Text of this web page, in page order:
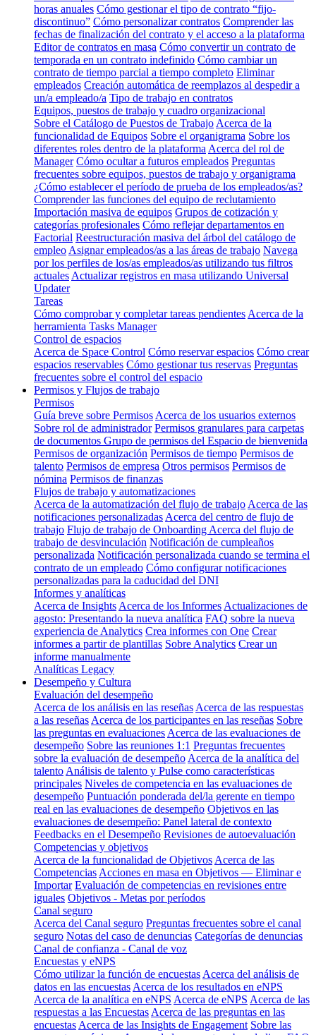
horas anuales Cómo gestionar el tipo de contrato “fijo-
discontinuo” Cómo personalizar contratos Comprender las
fechas de finalización del contrato y el acceso a la plataforma
Editor de contratos en masa Cómo convertir un contrato de
temporada en un contrato indefinido Cómo cambiar un
contrato de tiempo parcial a tiempo completo Eliminar
empleados Creación automática de reemplazos al despedir a
un/a empleado/a Tipo de trabajo en contratos
Equipos, puestos de trabajo y cuadro organizacional
Sobre el Catálogo de Puestos de Trabajo Acerca de la
funcionalidad de Equipos Sobre el organigrama Sobre los
diferentes roles dentro de la plataforma Acerca del rol de
Manager Cómo ocultar a futuros empleados Preguntas
frecuentes sobre equipos, puestos de trabajo y organigrama
¿Cómo establecer el período de prueba de los empleados/as?
Comprender las funciones del equipo de reclutamiento
Importación masiva de equipos Grupos de cotización y
categorías profesionales Cómo reflejar departamentos en
Factorial Reestructuración masiva del árbol del catálogo de
empleo Asignar empleados/as a las áreas de trabajo Navega
por los perfiles de los/as empleados/as utilizando tus filtros
actuales Actualizar registros en masa utilizando Universal
Updater
Tareas
Cómo comprobar y completar tareas pendientes Acerca de la
herramienta Tasks Manager
Control de espacios
Acerca de Space Control Cómo reservar espacios Cómo crear
espacios reservables Cómo gestionar tus reservas Preguntas
frecuentes sobre el control del espacio
Permisos y Flujos de trabajo
Permisos
Guía breve sobre Permisos Acerca de los usuarios externos
Sobre rol de administrador Permisos granulares para carpetas
de documentos Grupo de permisos del Espacio de bienvenida
Permisos de organización Permisos de tiempo Permisos de
talento Permisos de empresa Otros permisos Permisos de
nómina Permisos de finanzas
Flujos de trabajo y automatizaciones
Acerca de la automatización del flujo de trabajo Acerca de las
notificaciones personalizadas Acerca del centro de flujo de
trabajo Flujo de trabajo de Onboarding Acerca del flujo de
trabajo de desvinculación Notificación de cumpleaños
personalizada Notificación personalizada cuando se termina el
contrato de un empleado Cómo configurar notificaciones
personalizadas para la caducidad del DNI
Informes y analíticas
Acerca de Insights Acerca de los Informes Actualizaciones de
agosto: Presentando la nueva analítica FAQ sobre la nueva
experiencia de Analytics Crea informes con One Crear
informes a partir de plantillas Sobre Analytics Crear un
informe manualmente
Analíticas Legacy
Desempeño y Cultura
Evaluación del desempeño
Acerca de los análisis en las reseñas Acerca de las respuestas
a las reseñas Acerca de los participantes en las reseñas Sobre
las preguntas en evaluaciones Acerca de las evaluaciones de
desempeño Sobre las reuniones 1:1 Preguntas frecuentes
sobre la evaluación de desempeño Acerca de la analítica del
talento Análisis de talento y Pulse como características
principales Niveles de competencia en las evaluaciones de
desempeño Puntuación ponderada del/la gerente en tiempo
real en las evaluaciones de desempeño Objetivos en las
evaluaciones de desempeño: Panel lateral de contexto
Feedbacks en el Desempeño Revisiones de autoevaluación
Competencias y objetivos
Acerca de la funcionalidad de Objetivos Acerca de las
Competencias Acciones en masa en Objetivos — Eliminar e
Importar Evaluación de competencias en revisiones entre
iguales Objetivos - Metas por períodos
Canal seguro
Acerca del Canal seguro Preguntas frecuentes sobre el canal
seguro Notas del caso de denuncias Categorías de denuncias
Canal de confianza - Canal de voz
Encuestas y eNPS
Cómo utilizar la función de encuestas Acerca del análisis de
datos en las encuestas Acerca de los resultados en eNPS
Acerca de la analítica en eNPS Acerca de eNPS Acerca de las
respuestas a las Encuestas Acerca de las preguntas en las
encuestas Acerca de las Insights de Engagement Sobre las